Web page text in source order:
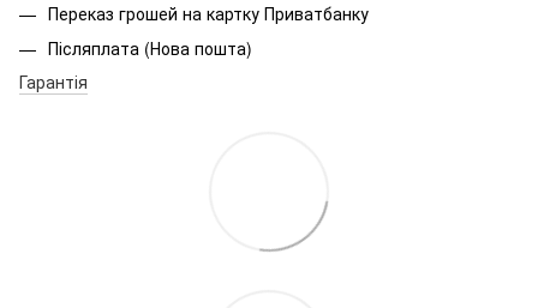
Переказ грошей на картку Приватбанку
Післяплата (Нова пошта)
Гарантія